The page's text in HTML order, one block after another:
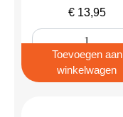
€13,95
Toevoegen aan
winkelwagen